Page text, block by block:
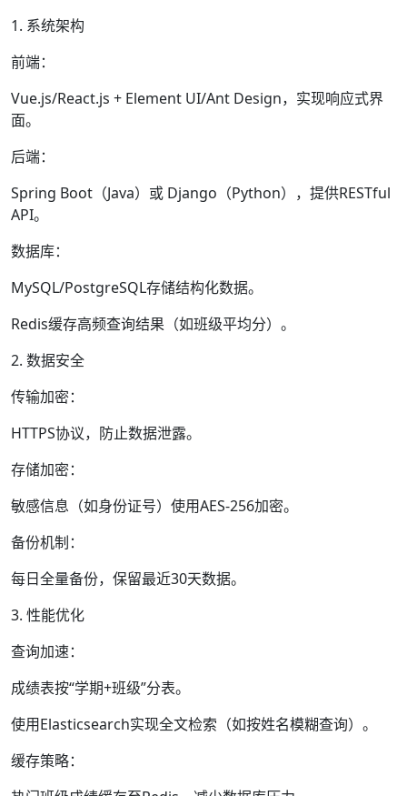
1. 系统架构
前端：
Vue.js/React.js + Element UI/Ant Design，实现响应式界
面。
后端：
Spring Boot（Java）或 Django（Python），提供RESTful
API。
数据库：
MySQL/PostgreSQL存储结构化数据。
Redis缓存高频查询结果（如班级平均分）。
2. 数据安全
传输加密：
HTTPS协议，防止数据泄露。
存储加密：
敏感信息（如身份证号）使用AES-256加密。
备份机制：
每日全量备份，保留最近30天数据。
3. 性能优化
查询加速：
成绩表按“学期+班级”分表。
使用Elasticsearch实现全文检索（如按姓名模糊查询）。
缓存策略：